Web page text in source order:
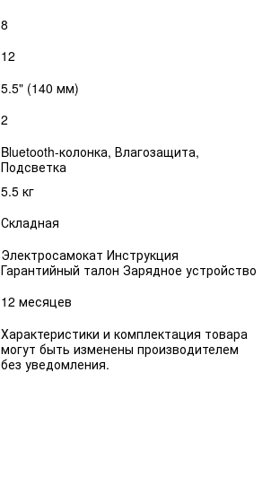
8
12
5.5" (140 мм)
2
Bluetooth-колонка, Влагозащита,
Подсветка
5.5 кг
Складная
Электросамокат Инструкция
Гарантийный талон Зарядное устройство
12 месяцев
Характеристики и комплектация товара
могут быть изменены производителем
без уведомления.